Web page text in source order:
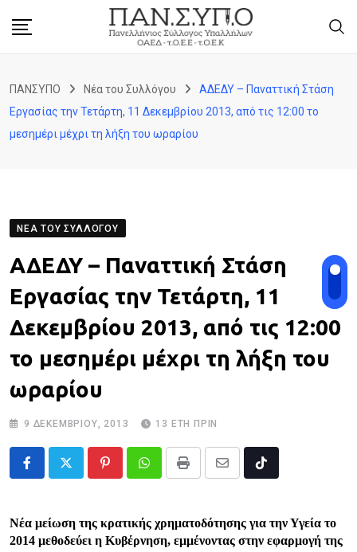
ΠΑΝΣΥΠΟ Νέα του Συλλόγου
ΑΔΕΔΥ – Παναττική Στάση
Εργασίας την Τετάρτη, 11 Δεκεμβρίου 2013, από τις 12:00 το
μεσημέρι μέχρι τη λήξη του ωραρίου
ΝΈΑ ΤΟΥ ΣΥΛΛΌΓΟΥ
ΑΔΕΔΥ – Παναττική Στάση
Εργασίας την Τετάρτη, 11
Δεκεμβρίου 2013, από τις 12:00
το μεσημέρι μέχρι τη λήξη του
ωραρίου
9 ΔΕΚΕΜΒΡΊΟΥ, 2013 13 ΈΤΗ ΠΡΙΝ
PinterestWhatsappPrint
Share
Email
Tiktok
Νέα μείωση της κρατικής χρηματοδότησης για την Υγεία το
2014 μεθοδεύει η Κυβέρνηση, εμμένοντας στην εφαρμογή της